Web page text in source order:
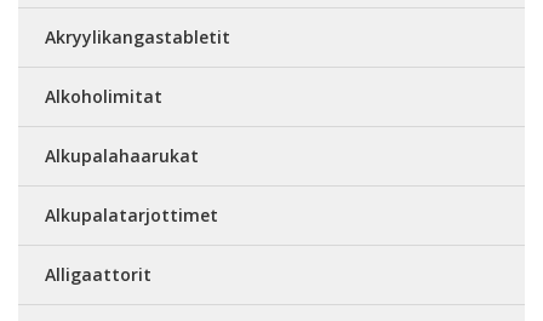
Akryylikangastabletit
Alkoholimitat
Alkupalahaarukat
Alkupalatarjottimet
Alligaattorit